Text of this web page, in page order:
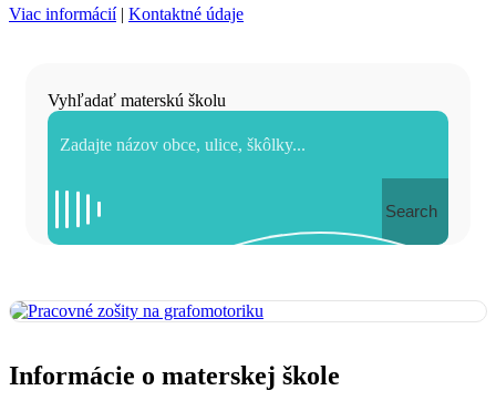
Viac informácií| Kontaktné údaje
Vyhľadať materskú školu
Search
Informácie o materskej škole